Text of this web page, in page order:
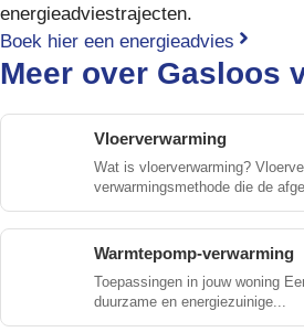
energieadviestrajecten.
Boek hier een energieadvies
Meer over Gasloos
Vloerverwarming
Wat is vloerverwarming?
verwarmingsmethode die de
Warmtepomp-verwarming
Toepassingen in jouw woning
duurzame en energiezuinige...